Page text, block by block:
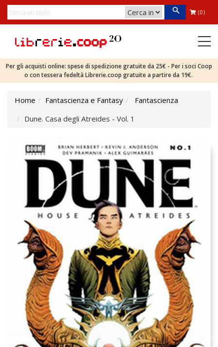
(0)
Per gli acquisti online: spese di spedizione gratuite da 25€ - Per i soci Coop
o con tessera fedeltà Librerie.coop gratuite a partire da 19€.
Home Fantascienza e Fantasy
Fantascienza
Dune. Casa degli Atreides - Vol. 1